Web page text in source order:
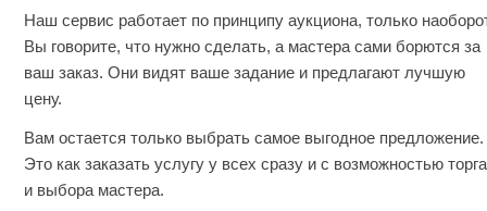
Наш сервис работает по принципу аукциона, только
Вы говорите, что нужно сделать, а мастера сами борются за
ваш заказ. Они видят ваше задание и предлагают лучшую
цену.
Вам остается только выбрать самое выгодное предложение.
Это как заказать услугу у всех сразу и с возможностью торга
и выбора мастера.